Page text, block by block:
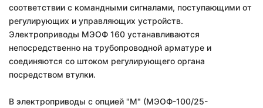
соответствии с командными сигналами, поступающими от
регулирующих и управляющих устройств.
Электроприводы МЭОФ 160 устанавливаются
непосредственно на трубопро­водной арматуре и
соединяются со штоком регулирующего органа
посредством втулки.
В электроприводы с опцией "М" (МЭОФ-100/25-